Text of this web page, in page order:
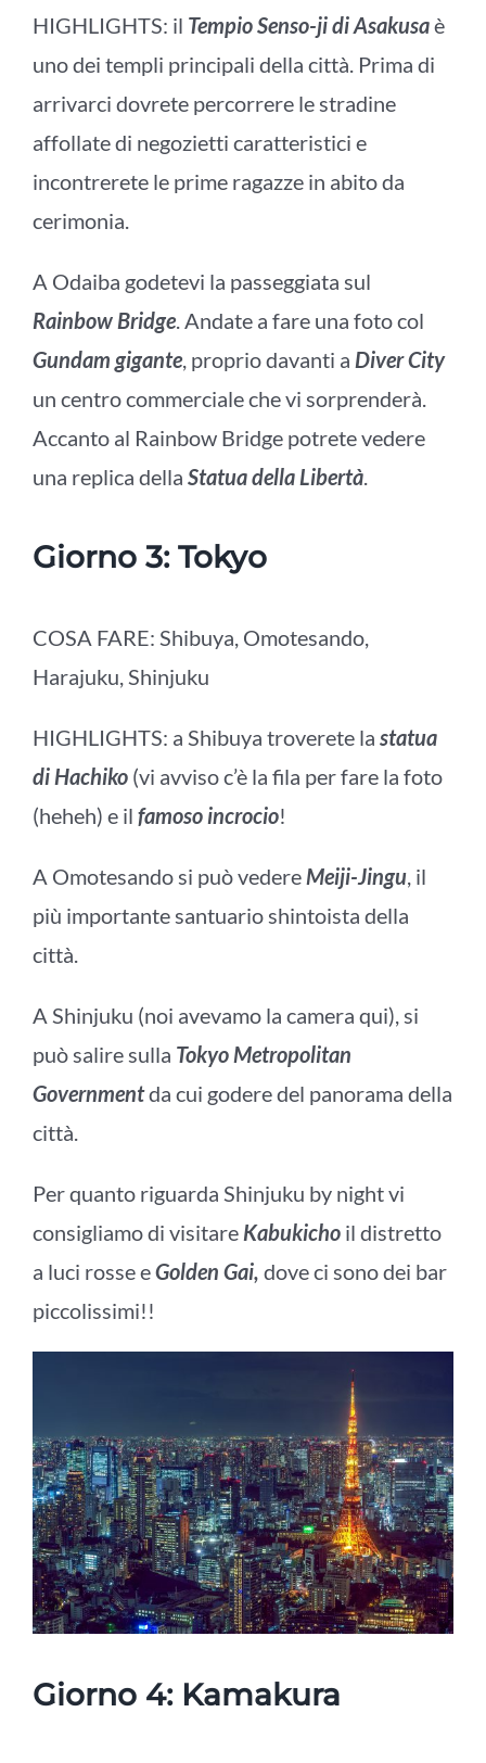
HIGHLIGHTS: il Tempio Senso-ji di Asakusaè
uno dei templi principali della città. Prima di
arrivarci dovrete percorrere le stradine
affollate di negozietti caratteristici e
incontrerete le prime ragazze in abito da
cerimonia.
A Odaiba godetevi la passeggiata sul
Rainbow Bridge. Andate a fare una foto col
Gundam gigante, proprio davanti a Diver City
un centro commerciale che vi sorprenderà.
Accanto al Rainbow Bridge potrete vedere
una replica della Statua della Libertà.
Giorno 3: Tokyo
COSA FARE: Shibuya, Omotesando,
Harajuku,Shinjuku
HIGHLIGHTS: a Shibuya troverete la statua
di Hachiko(vi avviso c’è la fila per fare la foto
(heheh) e il famoso incrocio!
A Omotesando si può vedere Meiji-Jingu, il
più importante santuario shintoista della
città.
A Shinjuku (noi avevamo la camera qui), si
può salire sulla Tokyo Metropolitan
Governmentda cui godere del panorama della
città.
Per quanto riguarda Shinjuku by night vi
consigliamo di visitare Kabukichoil distretto
a luci rosse eGolden Gai, dove ci sono dei bar
piccolissimi!!
Giorno 4: Kamakura